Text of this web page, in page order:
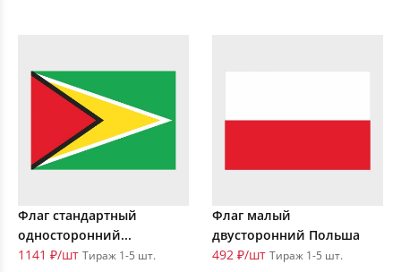
Флаг стандартный
односторонний...
1141 ₽/шт Тираж 1-5 шт.
Флаг малый
двусторонний Польша
492 ₽/шт Тираж 1-5 шт.